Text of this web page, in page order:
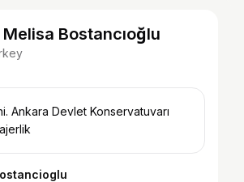
Melisa Bostancıoğlu
Ankara Devlet Konservatuvarı